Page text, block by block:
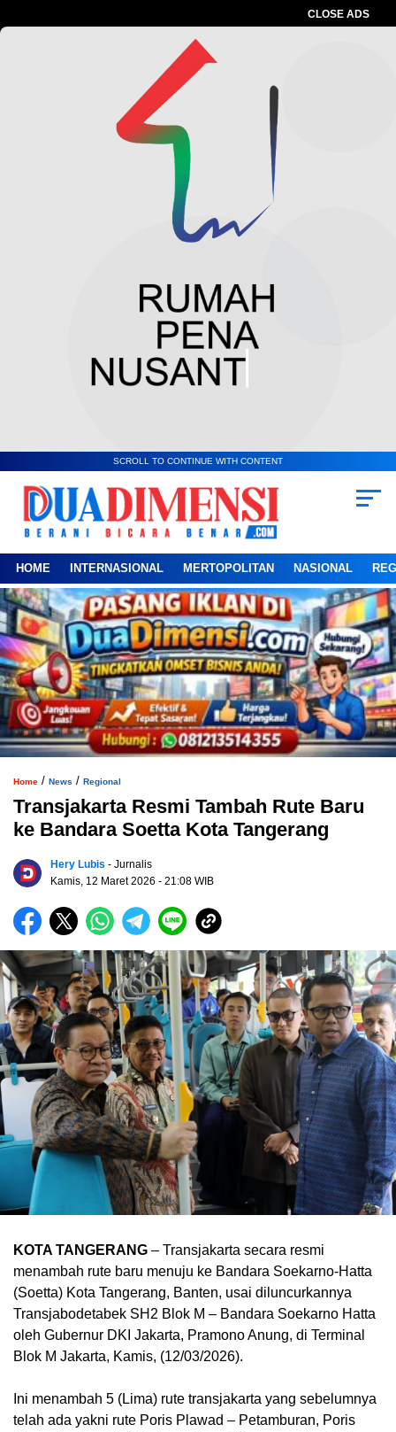
CLOSE ADS
SCROLL TO CONTINUE WITH CONTENT
HOME INTERNASIONAL MERTOPOLITAN NASIONAL
Home / News / Regional
Transjakarta Resmi Tambah Rute Baru
ke Bandara Soetta Kota Tangerang
Hery Lubis - Jurnalis
Kamis, 12 Maret 2026 - 21:08 WIB
KOTA TANGERANG – Transjakarta secara resmi
menambah rute baru menuju ke Bandara Soekarno-Hatta
(Soetta) Kota Tangerang, Banten, usai diluncurkannya
Transjabodetabek SH2 Blok M – Bandara Soekarno Hatta
oleh Gubernur DKI Jakarta, Pramono Anung, di Terminal
Blok M Jakarta, Kamis, (12/03/2026).
Ini menambah 5 (Lima) rute transjakarta yang sebelumnya
telah ada yakni rute Poris Plawad – Petamburan, Poris
Tidak Dibenarkan Dengan Dalih
Apapun Menghimpun Dana Dari Penerima
Advertesment